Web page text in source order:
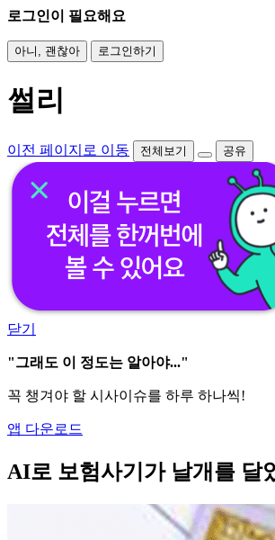
로그인이 필요해요
아니, 괜찮아 로그인하기
썰리
이전 페이지로 이동 전체보기 공유
닫기
"그래도 이 정도는 알아야..."
꼭 챙겨야 할 시사이슈를 하루 하나씩!
앱 다운로드
AI로 보험사기가 날개를 달